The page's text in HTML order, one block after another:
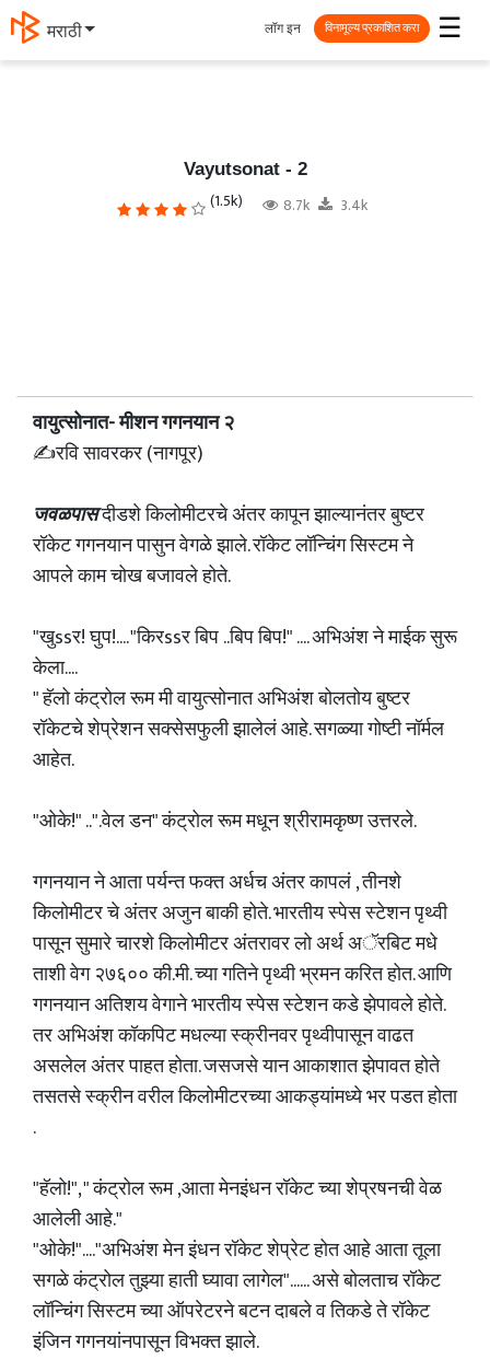
தமிழ் ☰
लॉग इन विनामूल्य प्रकाशित करा
Vayutsonat - 2
(1.5k) 8.7k 3.4k
वायुत्सोनात- मीशन गगनयान २
✍रवि सावरकर (नागपूर)
जवळपासदीडशे किलोमीटरचे अंतर कापून झाल्यानंतर बुष्टर
रॉकेट गगनयान पासुन वेगळे झाले. रॉकेट लॉन्चिंग सिस्टम ने
आपले काम चोख बजावले होते.
"खुssर! घुप!.... "किरssर बिप ..बिप बिप!" .... अभिअंश ने माईक सुरू
केला....
" हॅलो कंट्रोल रूम मी वायुत्सोनात अभिअंश बोलतोय बुष्टर
रॉकेटचे शेप्रेशन सक्सेसफुली झालेलं आहे. सगळ्या गोष्टी नॉर्मल
आहेत.
"ओके!" ..".वेल डन" कंट्रोल रूम मधून श्रीरामकृष्ण उत्तरले.
गगनयान ने आता पर्यन्त फक्त अर्धच अंतर कापलं , तीनशे
किलोमीटर चे अंतर अजुन बाकी होते. भारतीय स्पेस स्टेशन पृथ्वी
पासून सुमारे चारशे किलोमीटर अंतरावर लो अर्थ अॅरबिट मधे
ताशी वेग २७६०० की.मी. च्या गतिने पृथ्वी भ्रमन करित होत. आणि
गगनयान अतिशय वेगाने भारतीय स्पेस स्टेशन कडे झेपावले होते.
तर अभिअंश कॉकपिट मधल्या स्क्रीनवर पृथ्वीपासून वाढत
असलेल अंतर पाहत होता. जसजसे यान आकाशात झेपावत होते
तसतसे स्क्रीन वरील किलोमीटरच्या आकड्यांमध्ये भर पडत होता
.
"हॅलो!", " कंट्रोल रूम ,आता मेनइंधन रॉकेट च्या शेप्रषनची वेळ
आलेली आहे."
"ओके!"...."अभिअंश मेन इंधन रॉकेट शेप्रेट होत आहे आता तूला
सगळे कंट्रोल तुझ्या हाती घ्यावा लागेल"...... असे बोलताच रॉकेट
लॉन्चिंग सिस्टम च्या ऑपरेटरने बटन दाबले व तिकडे ते रॉकेट
इंजिन गगनयांनपासून विभक्त झाले.